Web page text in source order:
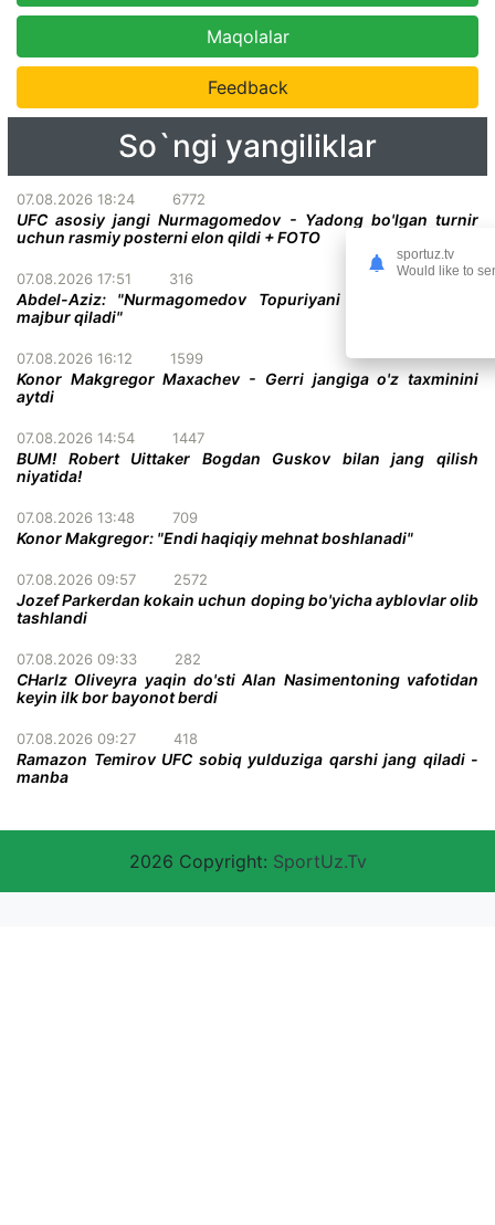
Maqolalar
Feedback
So`ngi yangiliklar
07.08.2026 18:24 6772
UFC asosiy jangi Nurmagomedov - Yadong bo'lgan turnir
uchun rasmiy posterni elon qildi + FOTO
07.08.2026 17:51 316
Abdel-Aziz: "Nurmagomedov Topuriyani taslim bo'lishga
majbur qiladi"
07.08.2026 16:12 1599
Konor Makgregor Maxachev - Gerri jangiga o'z taxminini
aytdi
07.08.2026 14:54 1447
BUM! Robert Uittaker Bogdan Guskov bilan jang qilish
niyatida!
07.08.2026 13:48 709
Konor Makgregor: "Endi haqiqiy mehnat boshlanadi"
07.08.2026 09:57 2572
Jozef Parkerdan kokain uchun doping bo'yicha ayblovlar olib
tashlandi
07.08.2026 09:33 282
CHarlz Oliveyra yaqin do'sti Alan Nasimentoning vafotidan
keyin ilk bor bayonot berdi
07.08.2026 09:27 418
Ramazon Temirov UFC sobiq yulduziga qarshi jang qiladi -
manba
2026 Copyright: SportUz.Tv
sportuz.tv
Would like to